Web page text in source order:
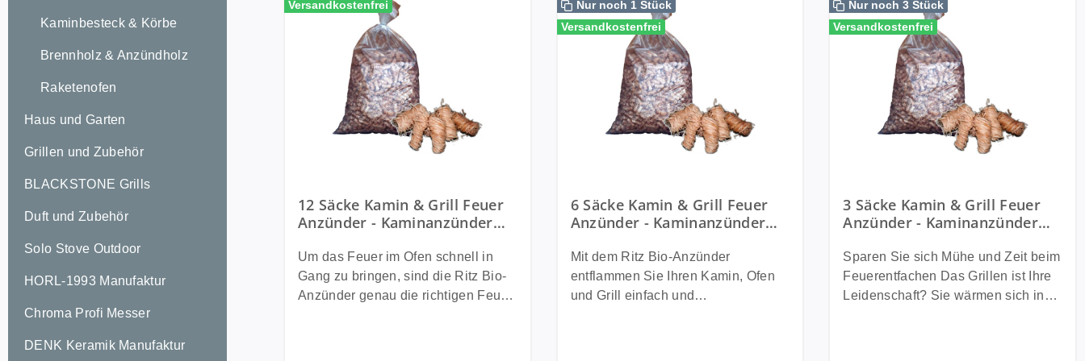
Kaminbesteck & Körbe
Brennholz & Anzündholz
Raketenofen
Haus und Garten
Grillen und Zubehör
BLACKSTONE Grills
Duft und Zubehör
Solo Stove Outdoor
HORL-1993 Manufaktur
Chroma Profi Messer
DENK Keramik Manufaktur
Versandkostenfrei
12 Säcke Kamin & Grill Feuer
Anzünder - Kaminanzünder
Anzünder
Um das Feuer im Ofen schnell in
Gang zu bringen, sind die Ritz Bio-
Anzünder genau die richtigen Feuer-
Nur noch 1 Stück
Versandkostenfrei
6 Säcke Kamin & Grill Feuer
Anzünder - Kaminanzünder
Anzünder
Mit dem Ritz Bio-Anzünder
entflammen Sie Ihren Kamin, Ofen
und Grill einfach und
Nur noch 3 Stück
Versandkostenfrei
3 Säcke Kamin & Grill Feuer
Anzünder - Kaminanzünder
Anzünder
Sparen Sie sich Mühe und Zeit beim
Feuerentfachen Das Grillen ist Ihre
Leidenschaft? Sie wärmen sich in